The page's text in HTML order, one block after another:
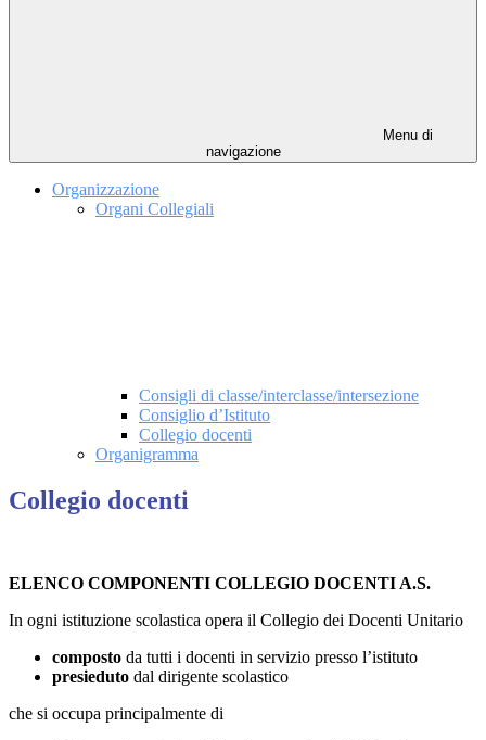
Menu di
navigazione
Organizzazione
Organi Collegiali
Consigli di classe/interclasse/intersezione
Consiglio d’Istituto
Collegio docenti
Organigramma
Collegio docenti
ELENCO COMPONENTI COLLEGIO DOCENTI A.S.
In ogni istituzione scolastica opera il Collegio dei Docenti Unitario
composto da tutti i docenti in servizio presso l’istituto
presieduto dal dirigente scolastico
che si occupa principalmente di